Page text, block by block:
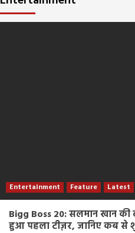
Entertainment Feature Latest
Bigg Boss 20: सलमान खान की
हुआ पहला टीज़र, जानिए कब से